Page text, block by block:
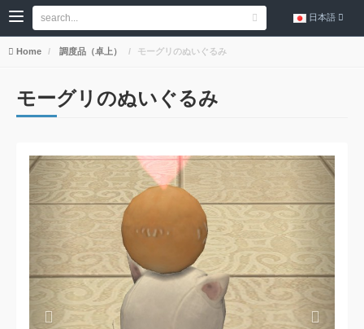
日本語
Home 調度品（卓上） モーグリのぬいぐるみ
モーグリのぬいぐるみ